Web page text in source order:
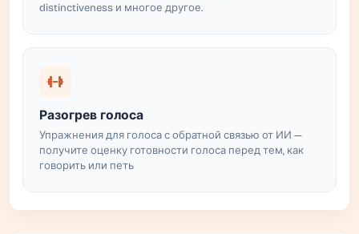
distinctiveness и многое другое.
Разогрев голоса
Упражнения для голоса с обратной связью от ИИ —
получите оценку готовности голоса перед тем, как
говорить или петь